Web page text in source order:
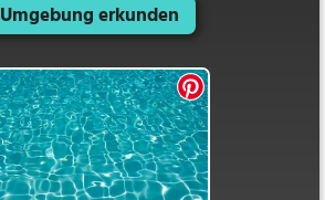
Umgebung erkunden